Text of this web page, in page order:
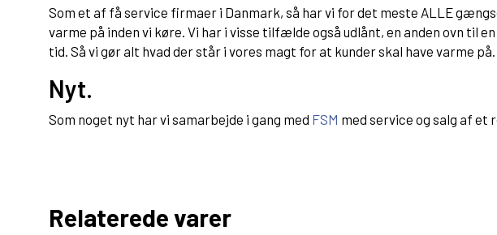
Som et af få service firmaer i Danmark, så har vi for det meste ALLE
varme på inden vi køre. Vi har i visse tilfælde også udlånt, en anden ovn til
tid. Så vi gør alt hvad der står i vores magt for at kunder skal have varme på.
Nyt.
Som noget nyt har vi samarbejde i gang med FSM med service og salg af et
Relaterede varer